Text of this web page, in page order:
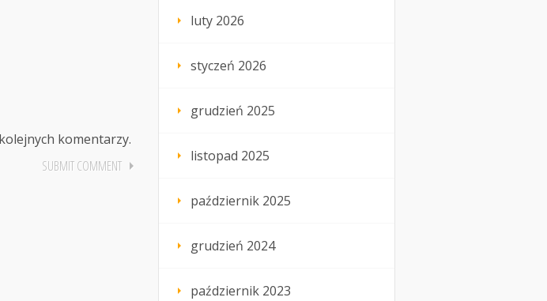
komentarzy.
luty 2026
styczeń 2026
grudzień 2025
listopad 2025
październik 2025
grudzień 2024
październik 2023